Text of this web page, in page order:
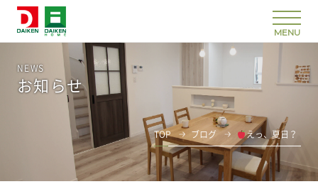
NEWS
お知らせ
TOP ブログ えっ、夏日？